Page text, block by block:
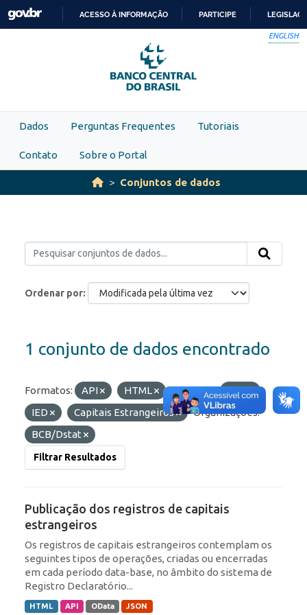
Skip to main content
PARA
O
CONTEÚDO
ACESSO À INFORMAÇÃO PARTICIPE
ENGLISH
Dados Perguntas Frequentes Tutoriais
Contato Sobre o Portal
Conjuntos de dados
Ordenar por
1 conjunto de dados encontrado
Formatos: API HTML Etiquetas:
ROF
IED
Capitais Estrangeiros
Organizações:
BCB/Dstat
Filtrar Resultados
Publicação dos registros de capitais
estrangeiros
Os registros de capitais estrangeiros contemplam os
seguintes tipos de operações, criadas ou encerradas
em cada período data-base, no âmbito do sistema de
Registro Declaratório...
HTML API OData JSON